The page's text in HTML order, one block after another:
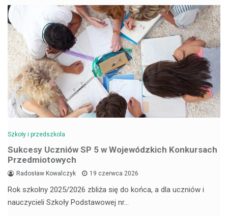
Szkoły i przedszkola
Sukcesy Uczniów SP 5 w Wojewódzkich Konkursach
Przedmiotowych
Radosław Kowalczyk 19 czerwca 2026
Rok szkolny 2025/2026 zbliża się do końca, a dla uczniów i
nauczycieli Szkoły Podstawowej nr…